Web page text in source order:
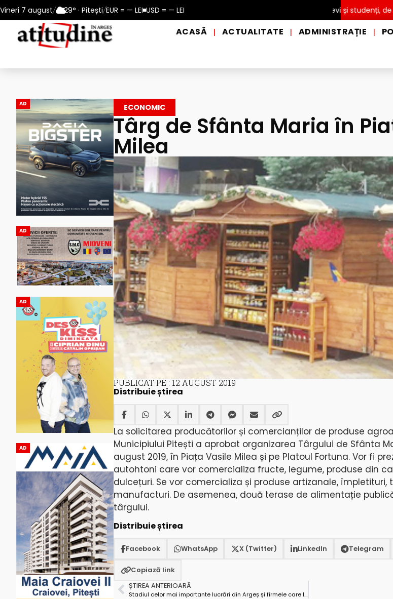
Vineri 7 august/ 29° · Pitești/EUR = — LEI USD = — LEI
de caniculă, în municipiul Pitești! Intrare GRATUITĂ pentru copii, elevi și studenți, de Ziua
ACASĂ | ACTUALITATE | ADMINISTRAȚIE |
AD
AD
AD
AD
ECONOMIC
Târg de Sfânta Maria în
Milea
PUBLICAT PE : 12 AUGUST 2019
Distribuie știrea
La solicitarea producătorilor și comercianților de produse
Municipiului Pitești a aprobat organizarea Târgului de Sfânta
august 2019, în Piața Vasile Milea și pe Platoul Fortuna. Vor fi
autohtoni care vor comercializa fructe, legume, produse din
dulcețuri. Se vor comercializa și produse artizanale, împletituri,
manufacturi. De asemenea, două terase de alimentație
târgului.
Distribuie știrea
Facebook WhatsApp X (Twitter) LinkedIn Telegram
Copiază link
ȘTIREA ANTERIOARĂ
Stadiul celor mai importante lucrări din Argeș și firmele care le vor realiza